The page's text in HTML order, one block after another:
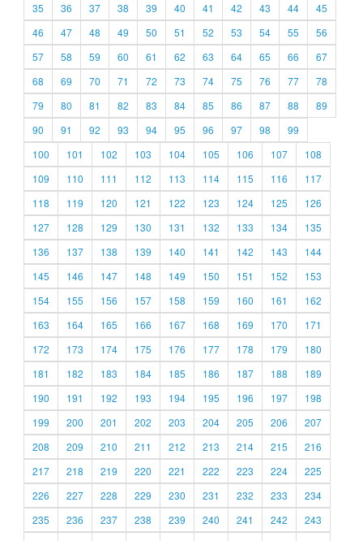
35
36 37 38 39 40 41 42 43 44
45
46
47 48 49 50 51 52 53 54 55
56
57
58 59 60 61 62 63 64 65 66
67
68
69 70 71 72 73 74 75 76 77
78
79
80 81 82 83 84 85 86 87 88
89
90
91 92 93 94 95 96 97 98
99
100
101 102 103 104 105 106 107
108
109
110 111 112 113 114 115 116
117
118
119 120 121 122 123 124 125
126
127
128 129 130 131 132 133 134
135
136
137 138 139 140 141 142 143
144
145
146 147 148 149 150 151 152
153
154
155 156 157 158 159 160 161
162
163
164 165 166 167 168 169 170
171
172
173 174 175 176 177 178 179
180
181
182 183 184 185 186 187 188
189
190
191 192 193 194 195 196 197
198
199
200 201 202 203 204 205 206
207
208
209 210 211 212 213 214 215
216
217
218 219 220 221 222 223 224
225
226
227 228 229 230 231 232 233
234
235
236 237 238 239 240 241 242
243